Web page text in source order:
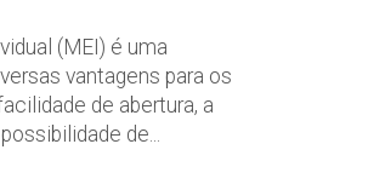
(MEI) é uma
vantagens para os
de abertura, a
de...